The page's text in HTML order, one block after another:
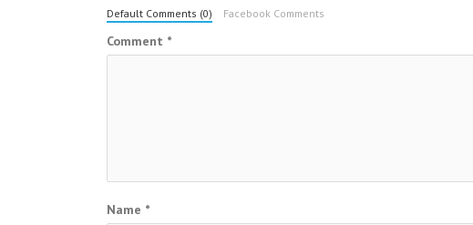
Default Comments (0) Facebook Comments
Comment *
Name *